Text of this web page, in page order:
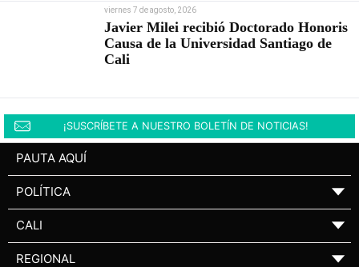
viernes 7 de agosto, 2026
Javier Milei recibió Doctorado Honoris
Causa de la Universidad Santiago de
Cali
¡SUSCRÍBETE A NUESTRO BOLETÍN DE NOTICIAS!
PAUTA AQUÍ
POLÍTICA ▼
CALI ▼
REGIONAL ▼